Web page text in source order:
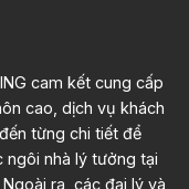
cam kết cung cấp
cao, dịch vụ khách
từng chi tiết để
ngôi nhà lý tưởng tại
ra, các đại lý và